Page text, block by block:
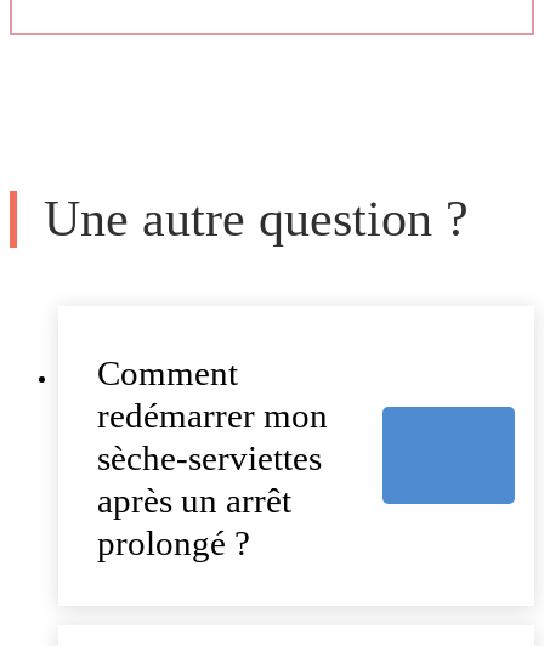
Une autre question ?
Comment
redémarrer mon
sèche-serviettes
après un arrêt
prolongé ?